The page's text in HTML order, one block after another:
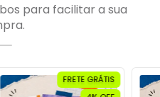
para facilitar a sua
FRETE GRÁTIS